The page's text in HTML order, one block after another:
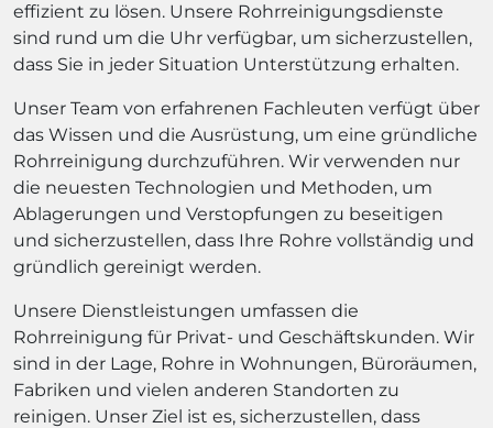
effizient zu lösen. Unsere Rohrreinigungsdienste
sind rund um die Uhr verfügbar, um sicherzustellen,
dass Sie in jeder Situation Unterstützung erhalten.
Unser Team von erfahrenen Fachleuten verfügt über
das Wissen und die Ausrüstung, um eine gründliche
Rohrreinigung durchzuführen. Wir verwenden nur
die neuesten Technologien und Methoden, um
Ablagerungen und Verstopfungen zu beseitigen
und sicherzustellen, dass Ihre Rohre vollständig und
gründlich gereinigt werden.
Unsere Dienstleistungen umfassen die
Rohrreinigung für Privat- und Geschäftskunden. Wir
sind in der Lage, Rohre in Wohnungen, Büroräumen,
Fabriken und vielen anderen Standorten zu
reinigen. Unser Ziel ist es, sicherzustellen, dass